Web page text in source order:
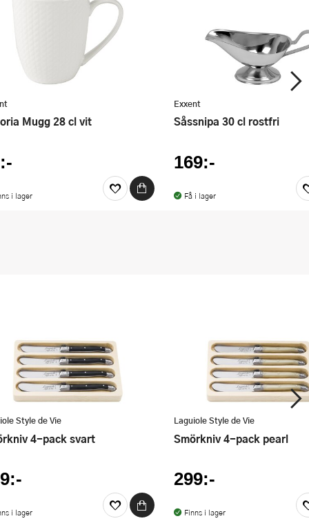
Mugg 28 cl vit
i lager
Exxent
Såssnipa 30 cl rostfri
169:-
Få i lager
Style de Vie
4-pack svart
i lager
Laguiole Style de Vie
Smörkniv 4-pack pearl
299:-
Finns i lager